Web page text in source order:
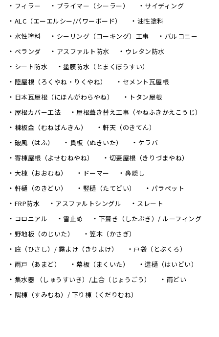
フィラー
プライマー（シーラー）
サイディング
ALC（エーエルシー/パワーボード）
油性塗料
水性塗料
シーリング（コーキング）工事
バルコニー
ベランダ
アスファルト防水
ウレタン防水
シート防水
塗膜防水（とまくぼうすい）
陸屋根（ろくやね・りくやね）
セメント瓦屋根
日本瓦屋根（にほんがわらやね）
トタン屋根
屋根カバー工法
屋根葺き替え工事（やねふきかえこうじ）
棟板金（むねばんきん）
軒天（のきてん）
破風（はふ）
貫板（ぬきいた）
ケラバ
寄棟屋根（よせむねやね）
切妻屋根（きりづまやね）
大棟（おおむね）
ドーマー
鼻隠し
軒樋（のきどい）
竪樋（たてどい）
パラペット
FRP防水
アスファルトシングル
スレート
コロニアル
雪止め
下葺き（したぶき）/ ルーフィング
野地板（のじいた）
笠木（かさぎ）
庇（ひさし）/ 霧よけ（きりよけ）
戸袋（とぶくろ）
雨戸（あまど）
幕板（まくいた）
這樋（はいどい）
集水器 （しゅうすいき）/上合（じょうごう）
雨どい
隅棟（すみむね）/ 下り棟（くだりむね）